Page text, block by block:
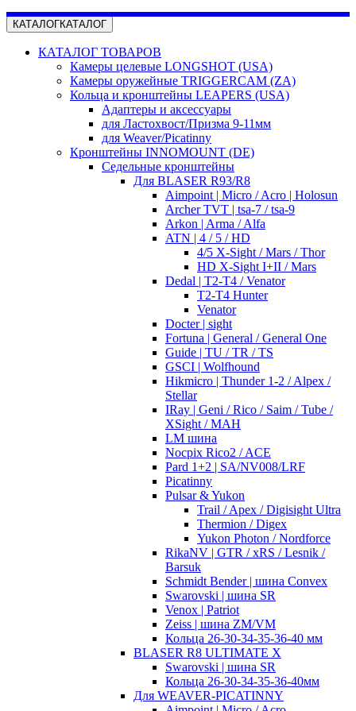
КАТАЛОГКАТАЛОГ
КАТАЛОГ ТОВАРОВ
Камеры целевые LONGSHOT (USA)
Камеры оружейные TRIGGERCAM (ZA)
Кольца и кронштейны LEAPERS (USA)
Адаптеры и аксессуары
для Ластохвост/Призма 9-11мм
для Weaver/Picatinny
Кронштейны INNOMOUNT (DE)
Седельные кронштейны
Для BLASER R93/R8
Aimpoint | Micro / Acro | Holosun
Archer TVT | tsa-7 / tsa-9
Arkon | Arma / Alfa
ATN | 4 / 5 / HD
4/5 X-Sight / Mars / Thor
HD X-Sight I+II / Mars
Dedal | T2-T4 / Venator
T2-T4 Hunter
Venator
Docter | sight
Fortuna | General / General One
Guide | TU / TR / TS
GSCI | Wolfhound
Hikmicro | Thunder 1-2 / Alpex /
Stellar
IRay | Geni / Rico / Saim / Tube /
XSight / MAH
LM шина
Nocpix Rico2 / ACE
Pard 1+2 | SA/NV008/LRF
Picatinny
Pulsar & Yukon
Trail / Apex / Digisight Ultra
Thermion / Digex
Yukon Photon / Nordforce
RikaNV | GTR / xRS / Lesnik /
Barsuk
Schmidt Bender | шина Convex
Swarovski | шина SR
Venox | Patriot
Zeiss | шина ZM/VM
Кольца 26-30-34-35-36-40 мм
BLASER R8 ULTIMATE X
Swarovski | шина SR
Кольца 26-30-34-35-36-40мм
Для WEAVER-PICATINNY